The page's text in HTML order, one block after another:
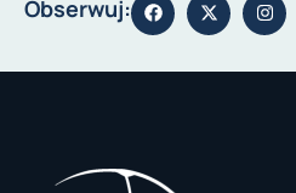
Obserwuj: